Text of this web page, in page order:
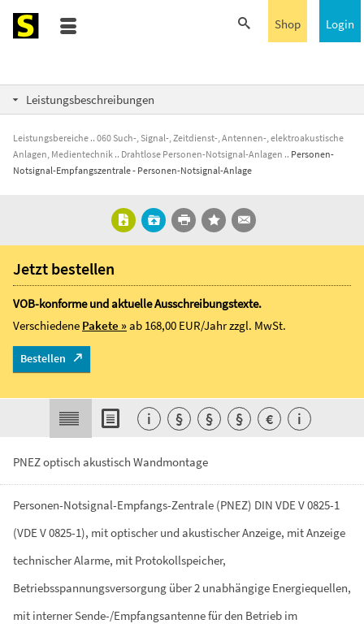
Login
Shop
Leistungsbeschreibungen
Leistungsbereiche
060 Such-, Signal-, Zeitdienst-, Antennen-, elektroakustische
Anlagen, Medientechnik
Drahtlose Personen-Notsignal-Anlagen
Personen-
Notsignal-Empfangszentrale - Personen-Notsignal-Anlage
PNEZ optisch akustisch Wandmontage
Personen-Notsignal-Empfangs-Zentrale (PNEZ) DIN VDEV0825-1
(VDEV0825-1), mitoptischerund akustischerAnzeige, mitAnzeige
technischerAlarme, mit Protokollspeicher,
Betriebsspannungsversorgung über2 unabhängige Energiequellen,
mit internerSende-/Empfangsantennefürden Betrieb im
Jetzt bestellen
VOB-konforme und aktuelle Ausschreibungstexte.
Verschiedene Pakete »ab 168,00 EUR/Jahrzzgl. MwSt.
Bestellen
i § § § € i